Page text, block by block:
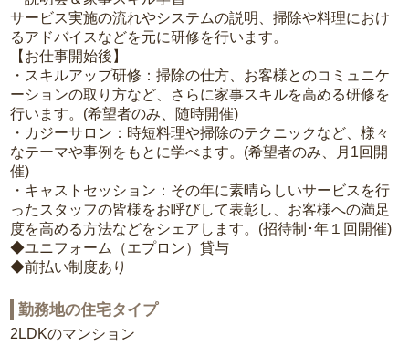
サービス実施の流れやシステムの説明、掃除や料理におけ
るアドバイスなどを元に研修を行います。
【お仕事開始後】
・スキルアップ研修：掃除の仕方、お客様とのコミュニケ
ーションの取り方など、さらに家事スキルを高める研修を
行います。(希望者のみ、随時開催)
・カジーサロン：時短料理や掃除のテクニックなど、様々
なテーマや事例をもとに学べます。(希望者のみ、月1回開
催)
・キャストセッション：その年に素晴らしいサービスを行
ったスタッフの皆様をお呼びして表彰し、お客様への満足
度を高める方法などをシェアします。(招待制･年１回開催)
◆ユニフォーム（エプロン）貸与
◆前払い制度あり
勤務地の住宅タイプ
2LDKのマンション